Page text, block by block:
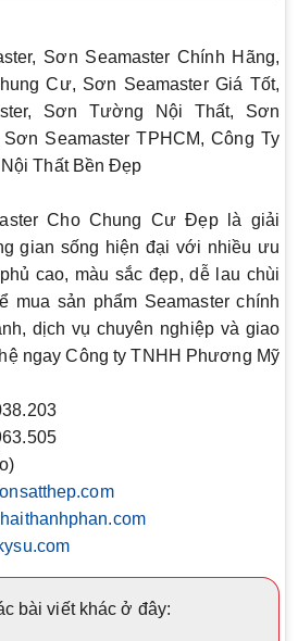
Sơn Seamaster Chính Hãng,
Cư, Sơn Seamaster Giá Tốt,
Sơn Tường Nội Thất, Sơn
Seamaster TPHCM, Công Ty
Thất Bền Đẹp
Cho Chung Cư Đẹp là giải
gian sống hiện đại với nhiều ưu
cao, màu sắc đẹp, dễ lau chùi
mua sản phẩm Seamaster chính
dịch vụ chuyên nghiệp và giao
ngay Công ty TNHH Phương Mỹ
bài viết khác ở đây: